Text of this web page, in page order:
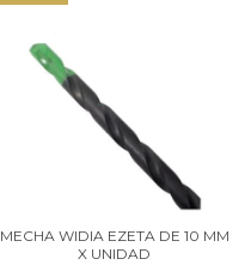
MECHA WIDIA EZETA DE 10 MM
X UNIDAD